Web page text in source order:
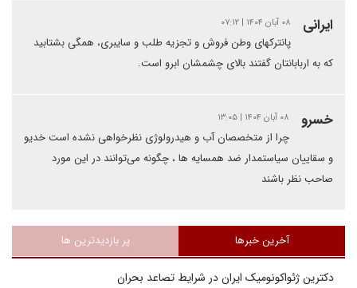
ایرانی ۰۸ آبان ۱۴۰۴ | ۰۷:۱۲
پانترکهای وطن فروش و تجزیه طلب و سایبری، همگی بشتابید
که به اربابانتان گفتند بالای چشمشان ابرو است.
خسرو ۰۸ آبان ۱۴۰۴ | ۱۳:۰۵
چرا از متخصصان آب و هیدرولوژی نظرخواهی نشده است خدیو
و سقاییان سیاستمدار ضد همسایه ها ، چگونه می‌توانند در این مورد
صاحب نظر باشند
آخرین خبرها پر بازدیدترین ها
دکترین ژئواکونومیک ایران در شرایط تصاعد بحران